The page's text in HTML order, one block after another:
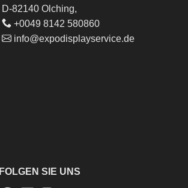
D-82140 Olching,
+0049 8142 580860
info@expodisplayservice.de
FOLGEN SIE UNS